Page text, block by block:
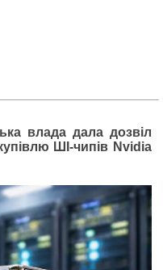
влада дала дозвіл
ШІ-чипів Nvidia